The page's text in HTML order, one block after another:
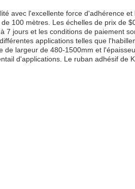
avec l'excellente force d'adhérence et
100 mètres. Les échelles de prix de
7 jours et les conditions de paiement
applications telles que
largeur de 480-1500mm et
d'applications. Le ruban adhésif de